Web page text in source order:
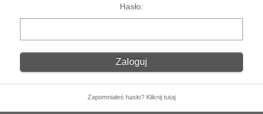
Hasło:
Zapomniałeś hasło? Kliknij tutaj